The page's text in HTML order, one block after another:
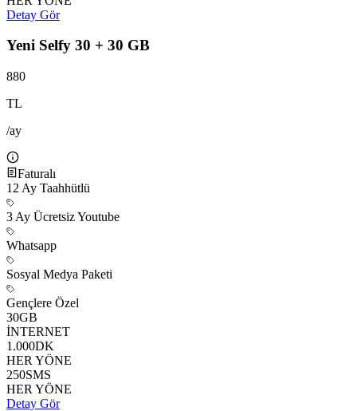
Detay Gör
Yeni Selfy 30 + 30 GB
880
TL
/ay
Faturalı
12 Ay Taahhütlü
3 Ay Ücretsiz Youtube
Whatsapp
Sosyal Medya Paketi
Gençlere Özel
30GB
İNTERNET
1.000DK
HER YÖNE
250SMS
HER YÖNE
Detay Gör